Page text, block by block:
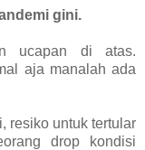
gini.
ucapan di atas.
aja manalah ada
resiko untuk tertular
drop kondisi